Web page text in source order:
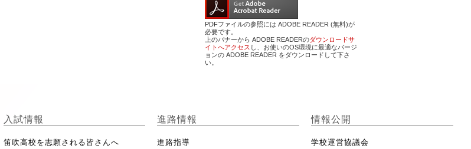
PDFファイルの参照には ADOBE READER (無料)が
必要です。
上のバナーから ADOBE READERのダウンロードサ
イトへアクセス し、お使いのOS環境に最適なバージ
ョンの ADOBE READER をダウンロードして下さ
い。
入試情報
笛吹高校を志願される皆さんへ
進路情報
進路指導
情報公開
学校運営協議会